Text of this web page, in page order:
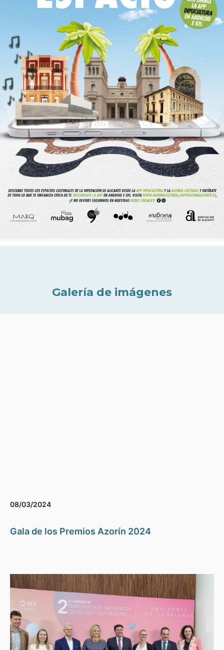
Galería de imágenes
08/03/2024
Gala de los Premios Azorín 2024